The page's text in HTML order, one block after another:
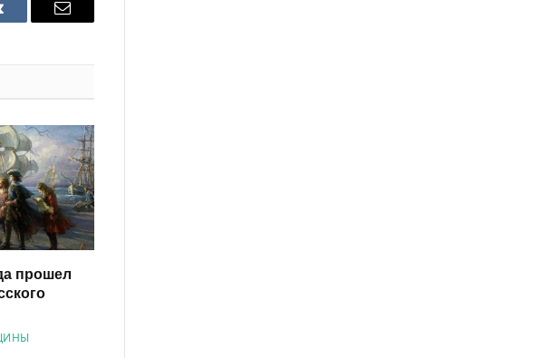
Электронная
прошел